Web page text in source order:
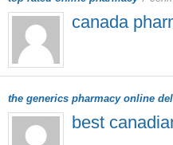
canada
the generics pharmacy online
best